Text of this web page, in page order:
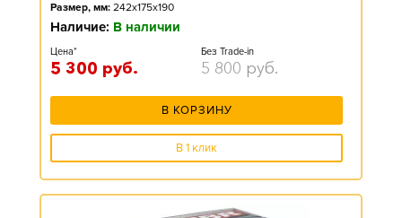
Размер, мм: 242x175x190
Наличие: В наличии
Цена*
5 300 руб.
Без Trade-in
5 800 руб.
В КОРЗИНУ
В 1 клик